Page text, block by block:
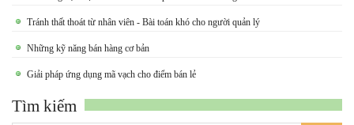
Tránh thất thoát từ nhân viên - Bài toán khó cho người quản lý
Những kỹ năng bán hàng cơ bản
Giải pháp ứng dụng mã vạch cho điểm bán lẻ
Tìm kiếm